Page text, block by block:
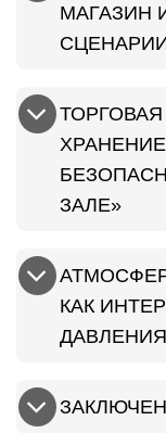
МАГАЗИН
ЗАЛЕ»
КАК
ДАВЛЕНИЯ